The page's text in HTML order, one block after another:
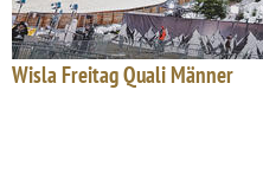
Wisla Freitag Quali Männer